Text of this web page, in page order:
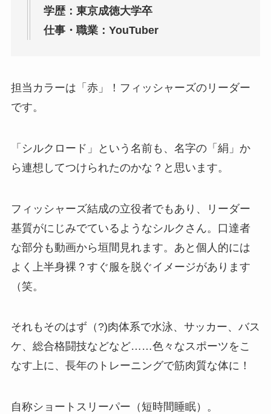
学歴：東京成徳大学卒
仕事・職業：YouTuber
担当カラーは「赤」！フィッシャーズのリーダー
です。
「シルクロード」という名前も、名字の「絹」か
ら連想してつけられたのかな？と思います。
フィッシャーズ結成の立役者でもあり、リーダー
基質がにじみでているようなシルクさん。口達者
な部分も動画から垣間見れます。あと個人的には
よく上半身裸？すぐ服を脱ぐイメージがあります
（笑。
それもそのはず（?)肉体系で水泳、サッカー、バス
ケ、総合格闘技などなど……色々なスポーツをこ
なす上に、長年のトレーニングで筋肉質な体に！
自称ショートスリーパー（短時間睡眠）。